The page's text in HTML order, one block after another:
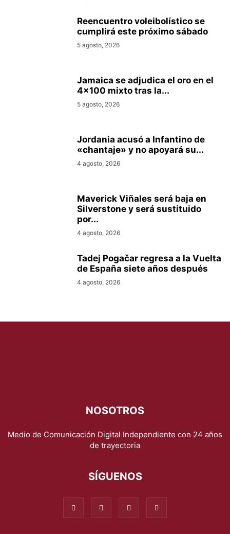
Reencuentro voleibolístico se
cumplirá este próximo sábado
5 agosto, 2026
Jamaica se adjudica el oro en el
4×100 mixto tras la...
5 agosto, 2026
Jordania acusó a Infantino de
«chantaje» y no apoyará su...
4 agosto, 2026
Maverick Viñales será baja en
Silverstone y será sustituido
por...
4 agosto, 2026
Tadej Pogačar regresa a la Vuelta
de España siete años después
4 agosto, 2026
NOSOTROS
Medio de Comunicación Digital Independiente con 24 años
de trayectoria
SÍGUENOS